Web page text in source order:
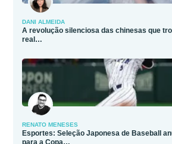
DANI ALMEIDA
A revolução silenciosa das chinesas que
real…
RENATO MENESES
Esportes: Seleção Japonesa de Baseball
para a Copa…